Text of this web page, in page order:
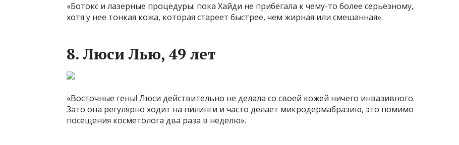
«Ботокс и лазерные процедуры: пока Хайди не прибегала к чему-то более серьезному,
хотя у нее тонкая кожа, которая стареет быстрее, чем жирная или смешанная».
8. Люси Лью, 49 лет
«Восточные гены! Люси действительно не делала со своей кожей ничего инвазивного.
Зато она регулярно ходит на пилинги и часто делает микродермабразию, это помимо
посещения косметолога два раза в неделю».